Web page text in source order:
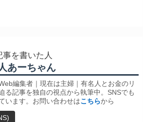
事を書いた人
あーちゃん
編集者｜現在は主婦｜有名人とお金のリ
る記事を独自の視点から執筆中。SNSでも
います。お問い合わせはこちらから